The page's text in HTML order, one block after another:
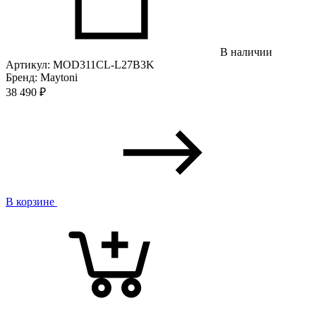
В наличии
Артикул: MOD311CL-L27B3K
Бренд: Maytoni
38 490 ₽
В корзине